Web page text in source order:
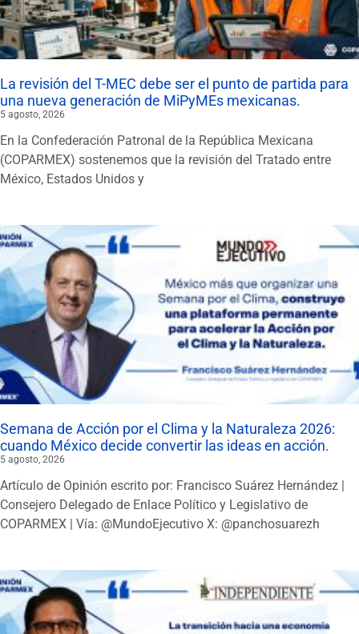
La revisión del T-MEC debe ser el punto de partida para
una nueva generación de MiPyMEs mexicanas.
5 agosto, 2026
En la Confederación Patronal de la República Mexicana
(COPARMEX) sostenemos que la revisión del Tratado entre
México, Estados Unidos y
Semana de Acción por el Clima y la Naturaleza 2026:
cuando México decide convertir las ideas en acción.
5 agosto, 2026
Artículo de Opinión escrito por: Francisco Suárez Hernández |
Consejero Delegado de Enlace Político y Legislativo de
COPARMEX | Vía: @MundoEjecutivo X: @panchosuarezh